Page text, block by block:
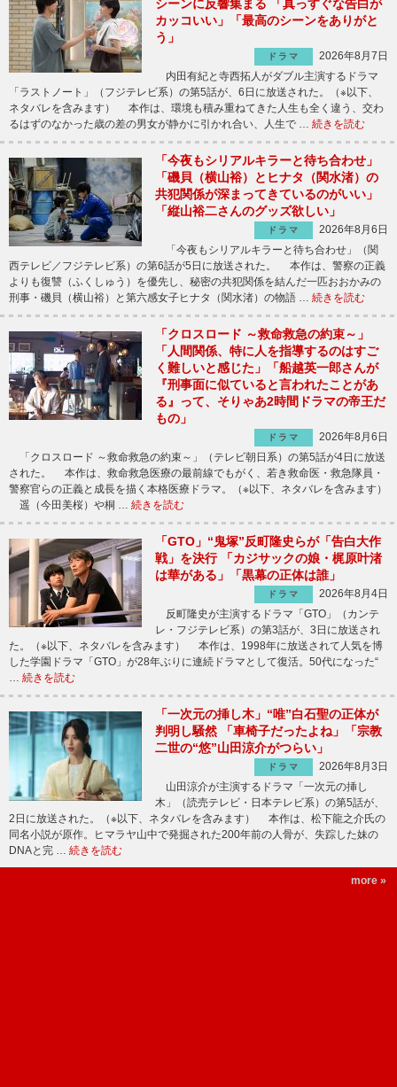
シーンに反響集まる 「真っすぐな告白が
カッコいい」「最高のシーンをありがと
う」
ドラマ
2026年8月7日
内田有紀と寺西拓人がダブル主演するドラマ
「ラストノート」（フジテレビ系）の第5話が、6日に放送された。（※以下、
ネタバレを含みます） 本作は、環境も積み重ねてきた人生も全く違う、交わ
るはずのなかった歳の差の男女が静かに引かれ合い、人生で … 続きを読む
「今夜もシリアルキラーと待ち合わせ」
「磯貝（横山裕）とヒナタ（関水渚）の
共犯関係が深まってきているのがいい」
「縦山裕二さんのグッズ欲しい」
ドラマ
2026年8月6日
「今夜もシリアルキラーと待ち合わせ」（関
西テレビ／フジテレビ系）の第6話が5日に放送された。 本作は、警察の正義
よりも復讐（ふくしゅう）を優先し、秘密の共犯関係を結んだ一匹おおかみの
刑事・磯貝（横山裕）と第六感女子ヒナタ（関水渚）の物語 … 続きを読む
「クロスロード ～救命救急の約束～」
「人間関係、特に人を指導するのはすご
く難しいと感じた」「船越英一郎さんが
『刑事面に似ていると言われたことがあ
る』って、そりゃあ2時間ドラマの帝王だ
もの」
ドラマ
2026年8月6日
「クロスロード ～救命救急の約束～」（テレビ朝日系）の第5話が4日に放送
された。 本作は、救命救急医療の最前線でもがく、若き救命医・救急隊員・
警察官らの正義と成長を描く本格医療ドラマ。（※以下、ネタバレを含みます）
遥（今田美桜）や桐 … 続きを読む
「GTO」“鬼塚”反町隆史らが「告白大作
戦」を決行 「カジサックの娘・梶原叶渚
は華がある」「黒幕の正体は誰」
ドラマ
2026年8月4日
反町隆史が主演するドラマ「GTO」（カンテ
レ・フジテレビ系）の第3話が、3日に放送され
た。（※以下、ネタバレを含みます） 本作は、1998年に放送されて人気を博
した学園ドラマ「GTO」が28年ぶりに連続ドラマとして復活。50代になった“
… 続きを読む
「一次元の挿し木」“唯”白石聖の正体が
判明し騒然 「車椅子だったよね」「宗教
二世の“悠”山田涼介がつらい」
ドラマ
2026年8月3日
山田涼介が主演するドラマ「一次元の挿し
木」（読売テレビ・日本テレビ系）の第5話が、
2日に放送された。（※以下、ネタバレを含みます） 本作は、松下龍之介氏の
同名小説が原作。ヒマラヤ山中で発掘された200年前の人骨が、失踪した妹の
DNAと完 … 続きを読む
more »